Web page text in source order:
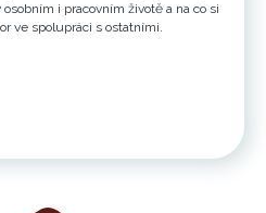
i pracovním životě a na co si
ve spolupráci s ostatními.